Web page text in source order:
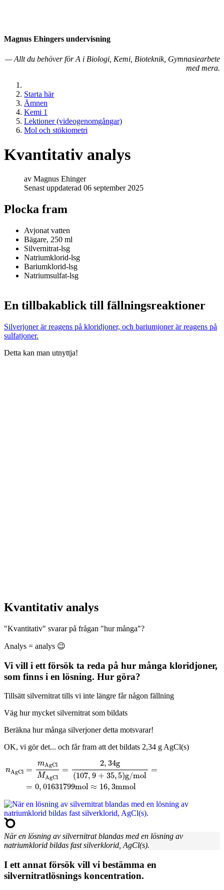
Magnus Ehingers under­visning
— Allt du behöver för A i Biologi, Kemi, Bioteknik, Gymnasiearbete
med mera.
Starta här
Ämnen
Kemi 1
Lektioner (videogenomgångar)
Mol och stökiometri
Kvantitativ analys
av Magnus Ehinger
Senast uppdaterad 06 september 2025
Plocka fram
Avjonat vatten
Bägare, 250 ml
Silvernitrat-lsg
Natriumklorid-lsg
Bariumklorid-lsg
Natriumsulfat-lsg
En tillbakablick till fällningsreaktioner
Silverjoner är reagens på kloridjoner, och bariumjoner är reagens på
sulfatjoner.
Detta kan man utnyttja!
Kvantitativ analys
"Kvantitativ" svarar på frågan "hur många"?
Analys = analys 😉
Vi vill i ett försök ta reda på hur många kloridjoner,
som finns i en lösning. Hur göra?
Tillsätt silvernitrat tills vi inte längre får någon fällning
Väg hur mycket silvernitrat som bildats
Beräkna hur många silverjoner detta motsvarar!
OK, vi gör det... och får fram att det bildats 2,34 g AgCl(s)
nAgCl =
mAgCl
MAgCl
=
2, 34g
(107, 9 + 35,5)g/mol
=
= 0, 01631799mol ≈ 16, 3mmol
När en lösning av silvernitrat blandas med en lösning av
natriumklorid bildas fast silverklorid, AgCl(s).
I ett annat försök vill vi bestämma en
silvernitratlösnings koncentration.